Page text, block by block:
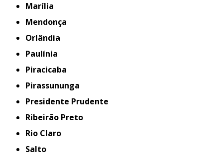
Marília
Mendonça
Orlândia
Paulínia
Piracicaba
Pirassununga
Presidente Prudente
Ribeirão Preto
Rio Claro
Salto